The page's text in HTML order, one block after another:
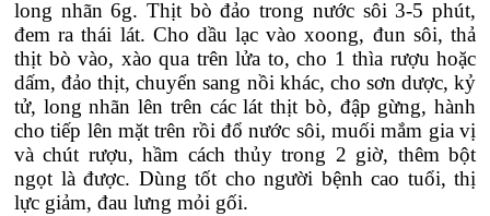
long nhãn 6g. Thịt bò đảo trong nước sôi 3-5 phút,
đem ra thái lát. Cho dầu lạc vào xoong, đun sôi, thả
thịt bò vào, xào qua trên lửa to, cho 1 thìa rượu hoặc
dấm, đảo thịt, chuyển sang nồi khác, cho sơn dược, kỷ
tử, long nhãn lên trên các lát thịt bò, đập gừng, hành
cho tiếp lên mặt trên rồi đổ nước sôi, muối mắm gia vị
và chút rượu, hầm cách thủy trong 2 giờ, thêm bột
ngọt là được. Dùng tốt cho người bệnh cao tuổi, thị
lực giảm, đau lưng mỏi gối.